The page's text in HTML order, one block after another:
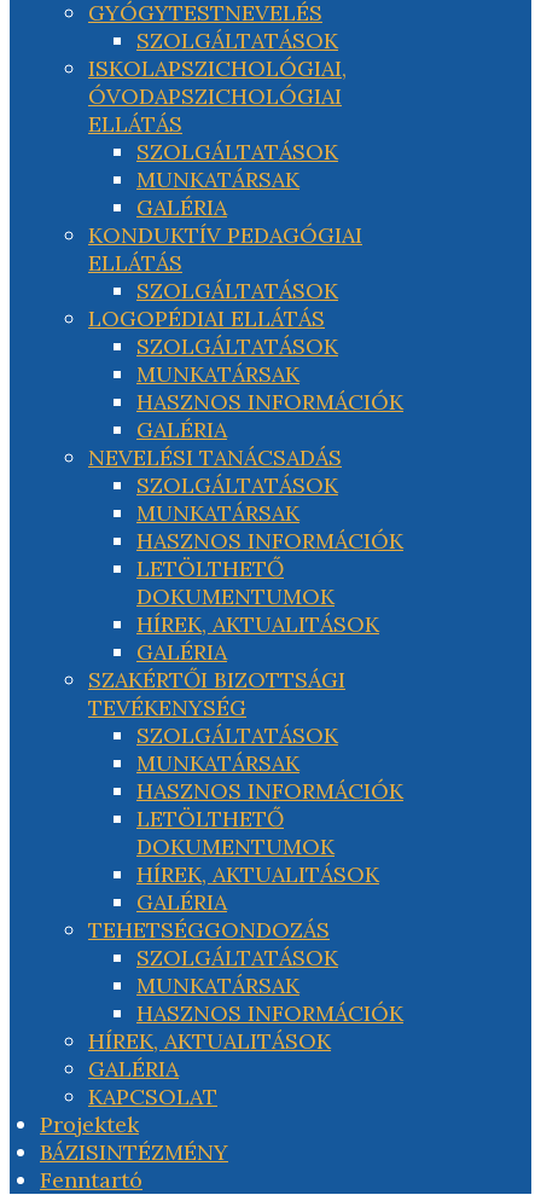
GYÓGYTESTNEVELÉS
SZOLGÁLTATÁSOK
ISKOLAPSZICHOLÓGIAI,
ÓVODAPSZICHOLÓGIAI
ELLÁTÁS
SZOLGÁLTATÁSOK
MUNKATÁRSAK
GALÉRIA
KONDUKTÍV PEDAGÓGIAI
ELLÁTÁS
SZOLGÁLTATÁSOK
LOGOPÉDIAI ELLÁTÁS
SZOLGÁLTATÁSOK
MUNKATÁRSAK
HASZNOS INFORMÁCIÓK
GALÉRIA
NEVELÉSI TANÁCSADÁS
SZOLGÁLTATÁSOK
MUNKATÁRSAK
HASZNOS INFORMÁCIÓK
LETÖLTHETŐ
DOKUMENTUMOK
HÍREK, AKTUALITÁSOK
GALÉRIA
SZAKÉRTŐI BIZOTTSÁGI
TEVÉKENYSÉG
SZOLGÁLTATÁSOK
MUNKATÁRSAK
HASZNOS INFORMÁCIÓK
LETÖLTHETŐ
DOKUMENTUMOK
HÍREK, AKTUALITÁSOK
GALÉRIA
TEHETSÉGGONDOZÁS
SZOLGÁLTATÁSOK
MUNKATÁRSAK
HASZNOS INFORMÁCIÓK
HÍREK, AKTUALITÁSOK
GALÉRIA
KAPCSOLAT
Projektek
BÁZISINTÉZMÉNY
Fenntartó